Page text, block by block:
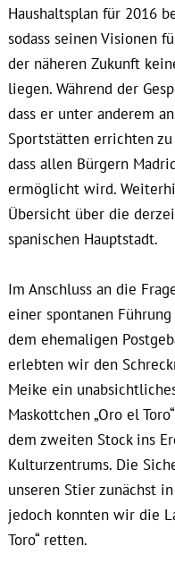
Haushaltsplan für 2016
sodass seinen Visionen
der näheren Zukunft
liegen. Während der
dass er unter anderem
Sportstätten errichten
dass allen Bürgern
ermöglicht wird.
Übersicht über die
spanischen Hauptstadt.
Im Anschluss an die
einer spontanen
dem ehemaligen
erlebten wir den
Meike ein
Maskottchen „Oro el
dem zweiten Stock ins
Kulturzentrums. Die
unseren Stier zunächst
jedoch konnten wir die
Toro“ retten.